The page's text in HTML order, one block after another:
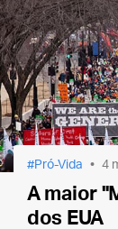
Pró-Vida 4
A maior
dos EUA